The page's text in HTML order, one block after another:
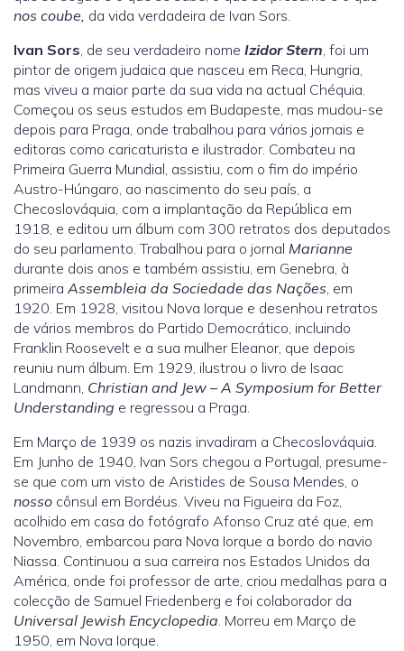
nos coube, da vida verdadeira de Ivan Sors.
Ivan Sors, de seu verdadeiro nome Izidor Stern, foi um
pintor de origem judaica que nasceu em Reca, Hungria,
mas viveu a maior parte da sua vida na actual Chéquia.
Começou os seus estudos em Budapeste, mas mudou-se
depois para Praga, onde trabalhou para vários jornais e
editoras como caricaturista e ilustrador. Combateu na
Primeira Guerra Mundial, assistiu, com o fim do império
Austro-Húngaro, ao nascimento do seu país, a
Checoslováquia, com a implantação da República em
1918, e editou um álbum com 300 retratos dos deputados
do seu parlamento. Trabalhou para o jornal Marianne
durante dois anos e também assistiu, em Genebra, à
primeira Assembleia da Sociedade das Nações, em
1920. Em 1928, visitou Nova Iorque e desenhou retratos
de vários membros do Partido Democrático, incluindo
Franklin Roosevelt e a sua mulher Eleanor, que depois
reuniu num álbum. Em 1929, ilustrou o livro de Isaac
Landmann, Christian and Jew – A Symposium for Better
Understanding e regressou a Praga.
Em Março de 1939 os nazis invadiram a Checoslováquia.
Em Junho de 1940, Ivan Sors chegou a Portugal, presume-
se que com um visto de Aristides de Sousa Mendes, o
nosso cônsul em Bordéus. Viveu na Figueira da Foz,
acolhido em casa do fotógrafo Afonso Cruz até que, em
Novembro, embarcou para Nova Iorque a bordo do navio
Niassa. Continuou a sua carreira nos Estados Unidos da
América, onde foi professor de arte, criou medalhas para a
colecção de Samuel Friedenberg e foi colaborador da
Universal Jewish Encyclopedia. Morreu em Março de
1950, em Nova Iorque.